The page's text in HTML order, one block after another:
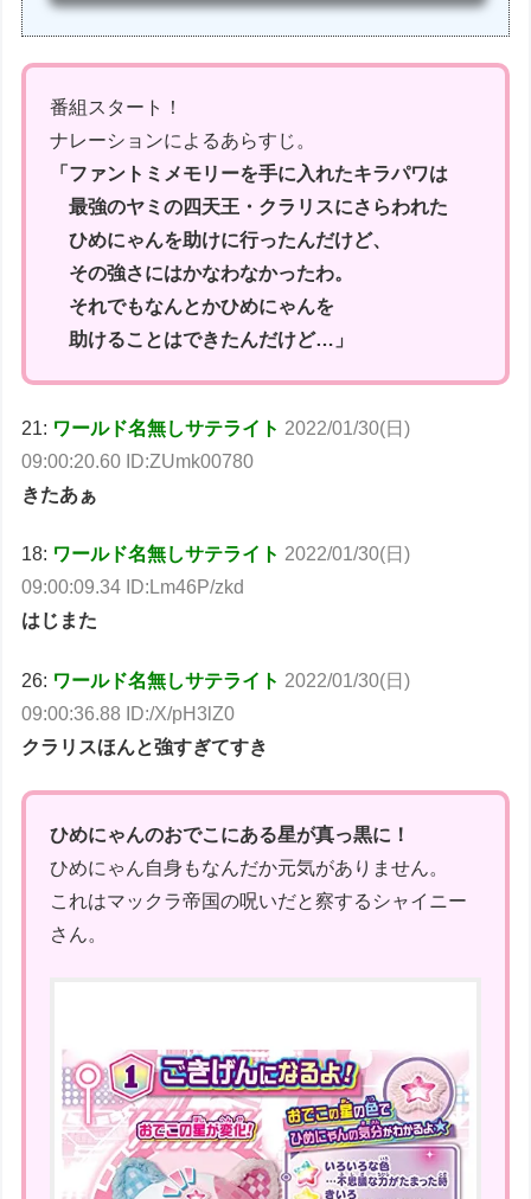
番組スタート！
ナレーションによるあらすじ。
「ファントミメモリーを手に入れたキラパワは
最強のヤミの四天王・クラリスにさらわれた
ひめにゃんを助けに行ったんだけど、
その強さにはかなわなかったわ。
それでもなんとかひめにゃんを
助けることはできたんだけど…」
21: ワールド名無しサテライト 2022/01/30(日)
09:00:20.60 ID:ZUmk00780
きたあぁ
18: ワールド名無しサテライト 2022/01/30(日)
09:00:09.34 ID:Lm46P/zkd
はじまた
26: ワールド名無しサテライト 2022/01/30(日)
09:00:36.88 ID:/X/pH3lZ0
クラリスほんと強すぎてすき
ひめにゃんのおでこにある星が真っ黒に！
ひめにゃん自身もなんだか元気がありません。
これはマックラ帝国の呪いだと察するシャイニー
さん。